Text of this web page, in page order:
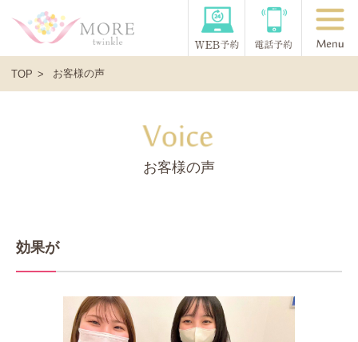
TOP お客様の声
お客様の声
効果が